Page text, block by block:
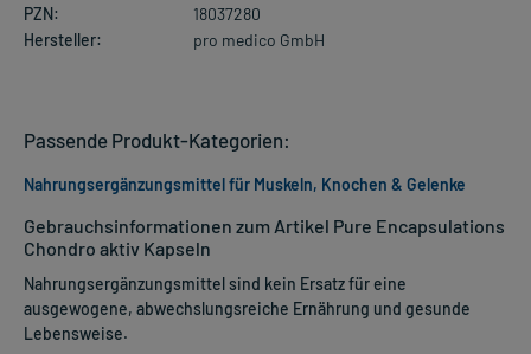
PZN:
18037280
Hersteller:
pro medico GmbH
Gebrauchsinformationen zum Artikel Pure Encapsulations
Chondro aktiv Kapseln
Nahrungsergänzungsmittel sind kein Ersatz für eine
ausgewogene, abwechslungsreiche Ernährung und gesunde
Lebensweise.
Passende Produkt-Kategorien:
Nahrungsergänzungsmittel für Muskeln, Knochen & Gelenke